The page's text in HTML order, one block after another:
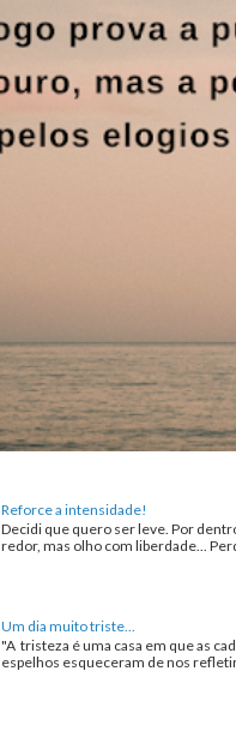
Reforce a intensidade!
Decidi que quero ser leve. Por
redor, mas olho com liberdade...
Um dia muito triste...
"A tristeza é uma casa em que as
espelhos esqueceram de nos